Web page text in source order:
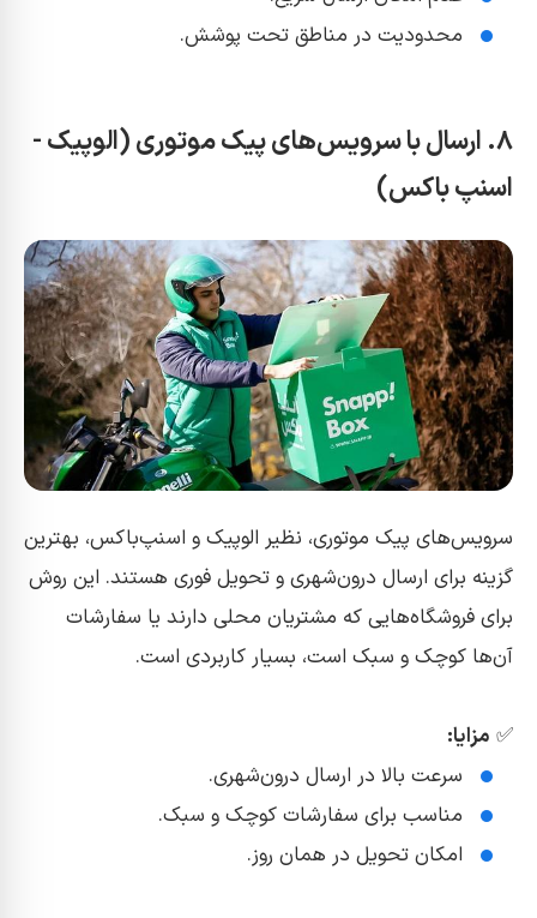
محدودیت در مناطق تحت پوشش.
۸. ارسال با سرویس‌های پیک موتوری (الوپیک -
اسنپ باکس)
سرویس‌های پیک موتوری، نظیر الوپیک و اسنپ‌باکس، بهترین
گزینه برای ارسال درون‌شهری و تحویل فوری هستند. این روش
برای فروشگاه‌هایی که مشتریان محلی دارند یا سفارشات
آن‌ها کوچک و سبک است، بسیار کاربردی است.
✅ مزایا:
سرعت بالا در ارسال درون‌شهری.
مناسب برای سفارشات کوچک و سبک.
امکان تحویل در همان روز.